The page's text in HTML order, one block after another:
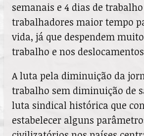
semanais e 4 dias de
trabalhadores maior tempo
vida, já que despendem
trabalho e nos
A luta pela diminuição da
trabalho sem diminuição de
luta sindical histórica que
estabelecer alguns